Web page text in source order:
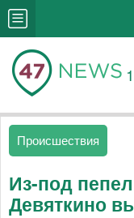
Происшествия
Из-под
Девяткино